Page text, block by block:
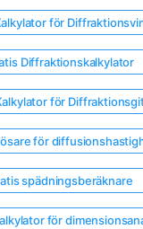
för
Diffraktionskalkylator
för
för
spädningsberäknare
för